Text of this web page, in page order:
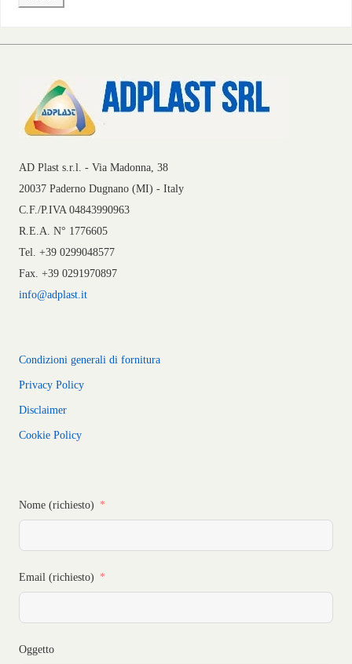
AD Plast s.r.l. - Via Madonna, 38
20037 Paderno Dugnano (MI) - Italy
C.F./P.IVA 04843990963
R.E.A. N° 1776605
Tel. +39 0299048577
Fax. +39 0291970897
info@adplast.it
Condizioni generali di fornitura
Privacy Policy
Disclaimer
Cookie Policy
Nome (richiesto)
Email (richiesto)
Oggetto